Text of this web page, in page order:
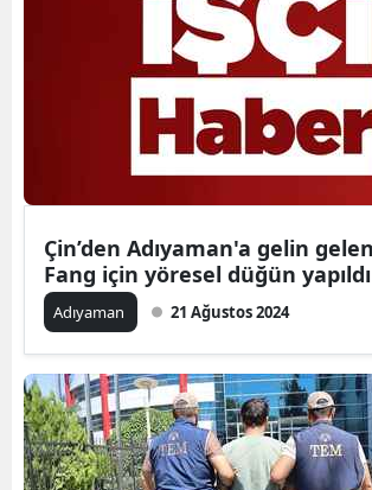
Çin’den Adıyaman'a gelin
Fang için yöresel düğün yapıldı
Adıyaman 21 Ağustos 2024